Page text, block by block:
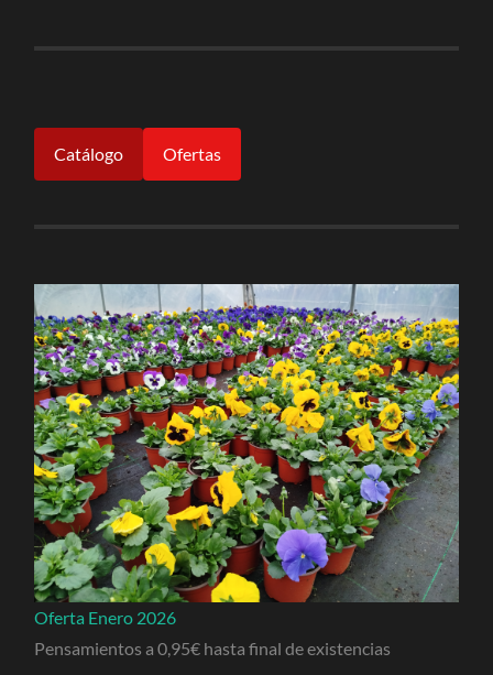
Catálogo Ofertas
Oferta Enero 2026
Pensamientos a 0,95€ hasta final de existencias